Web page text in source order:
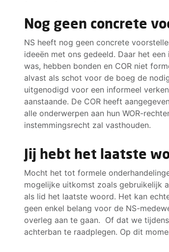
Nog geen concrete
NS heeft nog geen concrete
ideeën met ons gedeeld. Daar het
was, hebben bonden en COR niet
alvast als schot voor de boeg de
uitgenodigd voor een informeel
aanstaande. De COR heeft
alle onderwerpen aan hun WOR-
instemmingsrecht zal vasthouden.
Jij hebt het laatste
Mocht het tot formele
mogelijke uitkomst zoals gebruikelijk
als lid het laatste woord. Het kan
geen enkel belang voor de NS-
overleg aan te gaan. Of dat we
achterban te raadplegen. Op dit